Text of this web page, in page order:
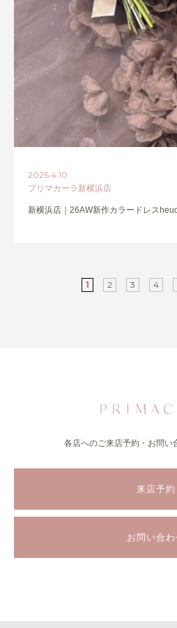
2026.4.10
プリマカーラ新横浜店
新横浜店｜26AW新作カラードレス
1 2 3 4
各店へのご来店予約・お問い
来店予約
お問い合わ